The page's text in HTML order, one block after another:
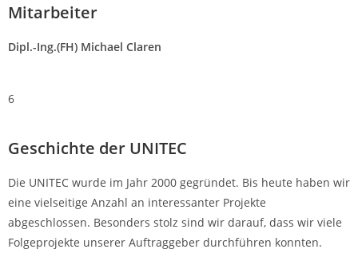
Mitarbeiter
Dipl.-Ing.(FH) Michael Claren
6
Geschichte der UNITEC
Die UNITEC wurde im Jahr 2000 gegründet. Bis heute haben wir
eine vielseitige Anzahl an interessanter Projekte
abgeschlossen. Besonders stolz sind wir darauf, dass wir viele
Folgeprojekte unserer Auftraggeber durchführen konnten.